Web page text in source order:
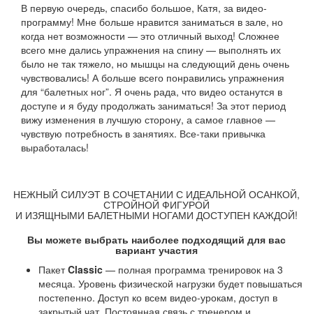
В первую очередь, спасибо большое, Катя, за видео-
программу! Мне больше нравится заниматься в зале, но
когда нет возможности — это отличный выход! Сложнее
всего мне дались упражнения на спину — выполнять их
было не так тяжело, но мышцы на следующий день очень
чувствовались! А больше всего понравились упражнения
для “балетных ног”. Я очень рада, что видео останутся в
доступе и я буду продолжать заниматься! За этот период
вижу изменения в лучшую сторону, а самое главное —
чувствую потребность в занятиях. Все-таки привычка
выработалась!
НЕЖНЫЙ СИЛУЭТ В СОЧЕТАНИИ С ИДЕАЛЬНОЙ ОСАНКОЙ,
СТРОЙНОЙ ФИГУРОЙ
И ИЗЯЩНЫМИ БАЛЕТНЫМИ НОГАМИ ДОСТУПЕН КАЖДОЙ!
Вы можете выбрать наиболее подходящий для вас
вариант участия
ПакетClassic — полная программа тренировок на 3
месяца. Уровень физической нагрузки будет повышаться
постепенно. Доступ ко всем видео-урокам, доступ в